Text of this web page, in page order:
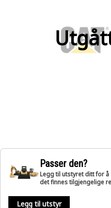
Passer den?
Legg til utstyret ditt for
det finnes tilgjengelige
Legg til utstyr